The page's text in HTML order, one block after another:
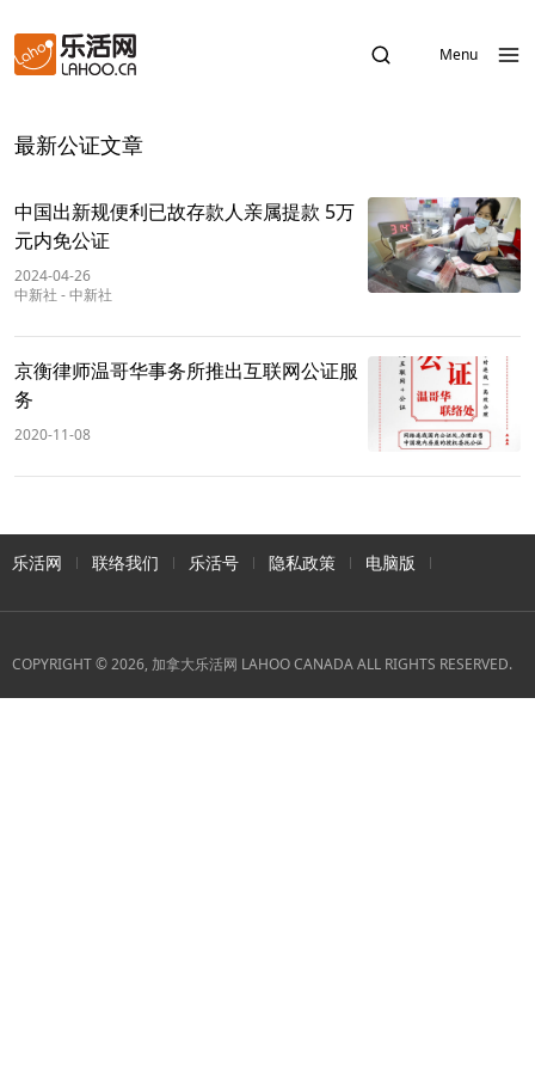
Menu
最新公证文章
中国出新规便利已故存款人亲属提款 5万
元内免公证
2024-04-26
中新社 -中新社
京衡律师温哥华事务所推出互联网公证服
务
2020-11-08
乐活网 联络我们 乐活号 隐私政策 电脑版
COPYRIGHT © 2026, 加拿大乐活网 LAHOO CANADA ALL RIGHTS RESERVED.